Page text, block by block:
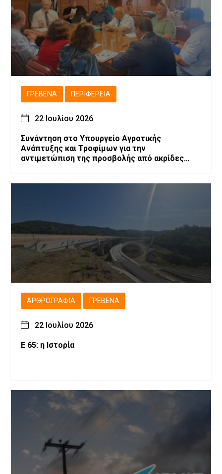
ΓΡΕΒΕΝΆ ΠΕΡΙΦΈΡΕΙΑ
22 Ιουλίου 2026
Συνάντηση στο Υπουργείο Αγροτικής
Ανάπτυξης και Τροφίμων για την
αντιμετώπιση της προσβολής από ακρίδες
ΑΡΘΡΟΓΡΑΦΊΑ ΓΡΕΒΕΝΆ
22 Ιουλίου 2026
Ε 65: η Ιστορία